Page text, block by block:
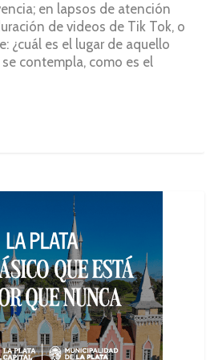
en lapsos de atención
de videos de Tik Tok, o
¿cuál es el lugar de aquello
contempla, como es el